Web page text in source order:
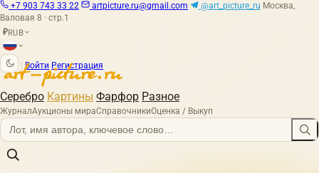
+7 903 743 33 22 artpicture.ru@gmail.com @art_picture_ru Москва,
Валовая 8 · стр.1
₽RUB
Войти Регистрация
Серебро Картины Фарфор Разное
ЖурналАукционы мираСправочникиОценка / Выкуп